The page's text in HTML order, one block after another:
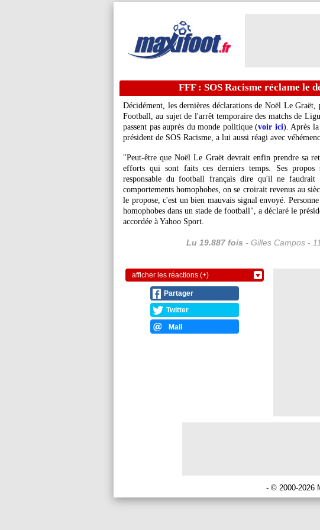
FFF : SOS Racisme réclame le
Décidément, les dernières déclarations de Noël Le Graët,
Football, au sujet de l'arrêt temporaire des matchs de
passent pas auprès du monde politique (voir ici). Après
président de SOS Racisme, a lui aussi réagi avec
"Peut-être que Noël Le Graët devrait enfin prendre sa
efforts qui sont faits ces derniers temps. Ses propos
responsable du football français dire qu'il ne faudrait
comportements homophobes, on se croirait revenus au
le propose, c'est un bien mauvais signal envoyé.
homophobes dans un stade de football", a déclaré le
accordée à Yahoo Sport.
Lu 19.887 fois - Gilles Campos -
afficher les réactions (+)
Partager
Twitter
Mail
- © 2000-2026